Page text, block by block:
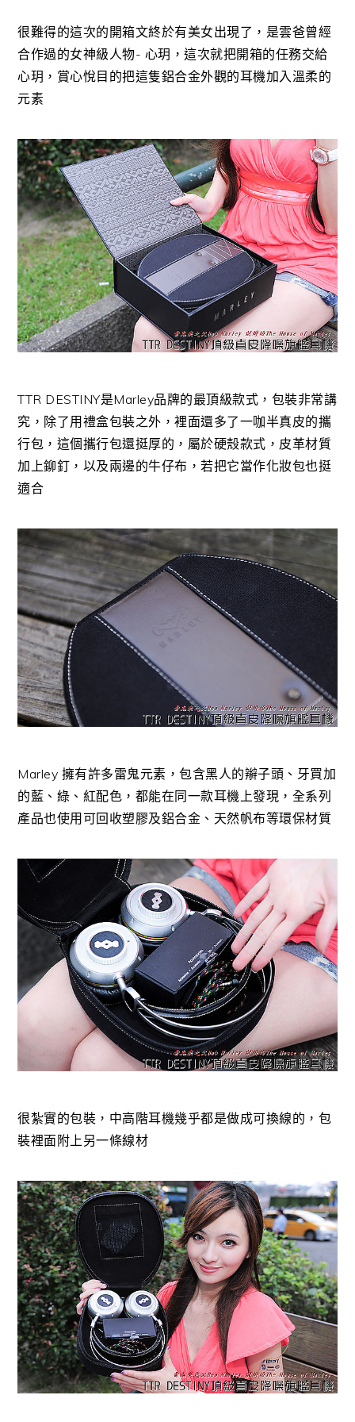
很難得的這次的開箱文終於有美女出現了，是雲爸曾經
合作過的女神級人物- 心玥，這次就把開箱的任務交給
心玥，賞心悅目的把這隻鋁合金外觀的耳機加入溫柔的
元素
TTR DESTINY是Marley品牌的最頂級款式，包裝非常講
究，除了用禮盒包裝之外，裡面還多了一咖半真皮的攜
行包，這個攜行包還挺厚的，屬於硬殼款式，皮革材質
加上鉚釘，以及兩邊的牛仔布，若把它當作化妝包也挺
適合
Marley 擁有許多雷鬼元素，包含黑人的辮子頭、牙買加
的藍、綠、紅配色，都能在同一款耳機上發現，全系列
產品也使用可回收塑膠及鋁合金、天然帆布等環保材質
很紮實的包裝，中高階耳機幾乎都是做成可換線的，包
裝裡面附上另一條線材